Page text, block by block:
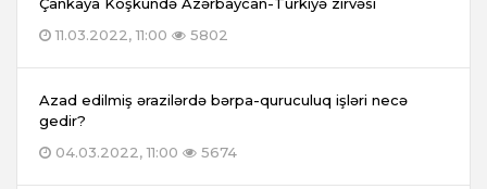
11.03.2022, 11:00
5802
Azad edilmiş ərazilərdə bərpa-quruculuq işləri necə
gedir?
04.03.2022, 11:00
5674